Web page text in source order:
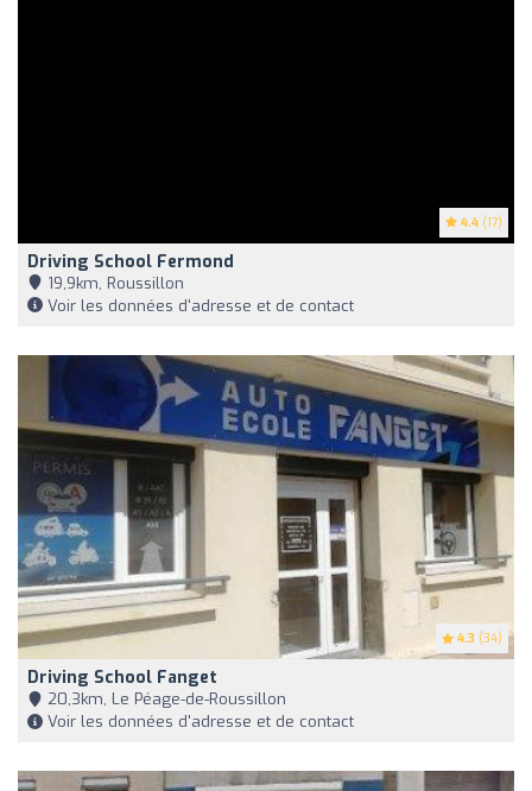
4.4 (17)
Driving School Fermond
19,9km, Roussillon
Voir les données d'adresse et de contact
4.3 (34)
Driving School Fanget
20,3km, Le Péage-de-Roussillon
Voir les données d'adresse et de contact